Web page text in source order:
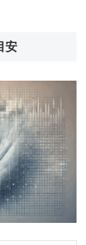
安